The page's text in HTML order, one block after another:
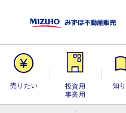
売りたい
投資用・事業
用
知